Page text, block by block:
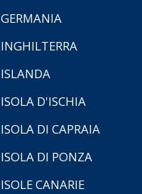
GERMANIA
INGHILTERRA
ISLANDA
ISOLA D'ISCHIA
ISOLA DI CAPRAIA
ISOLA DI PONZA
ISOLE CANARIE